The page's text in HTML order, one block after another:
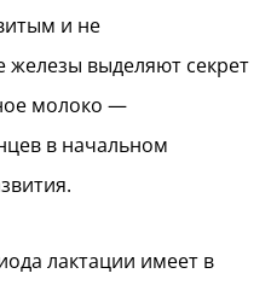
и не
выделяют секрет
молоко —
в начальном
лактации имеет в